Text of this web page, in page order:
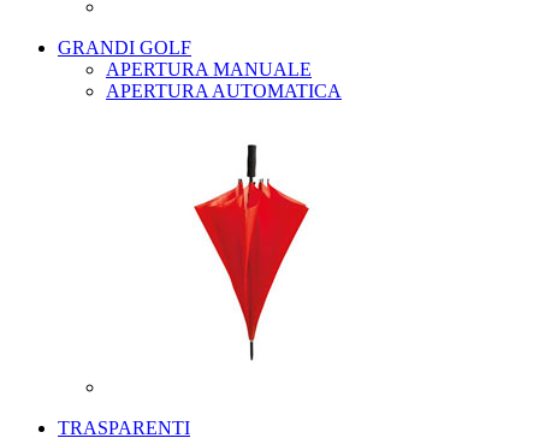
GRANDI GOLF
APERTURA MANUALE
APERTURA AUTOMATICA
TRASPARENTI